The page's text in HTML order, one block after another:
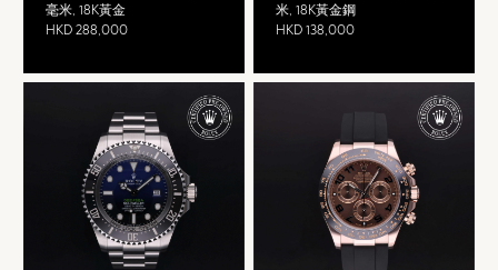
毫米, 18K黃金
HKD 288,000
米, 18K黃金鋼
HKD 138,000